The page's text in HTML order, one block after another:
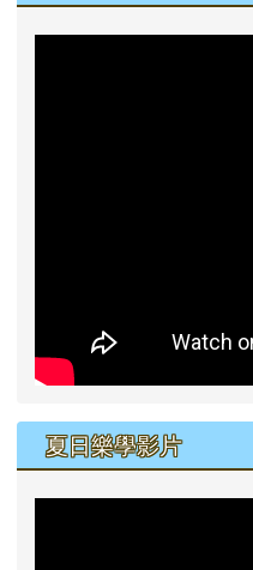
夏日樂學影片